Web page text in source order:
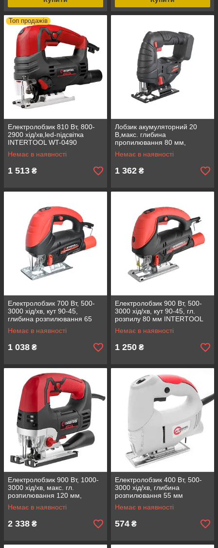
Топ продажів
Електролобзик 810 Вт, 800-
2900 хід/хв,led-підсвітка
INTERTOOL WT-0490
Немає в наявності
1 513 ₴
Лобзик акумуляторний 20
В,макс. глибина
пропилювання 80 мм,
безключовий патрон, без ЗП і
АКБ INTERTOOL WT-0358
Немає в наявності
1 362 ₴
Електролобзик 700 Вт, 500-
3000 хід/хв, кут 90-45,
глибина розпилювання 65
мм INTERTOOL WT-0446
Немає в наявності
1 038 ₴
Електролобзик 900 Вт, 500-
3000 хід/хв, кут 90-45, гл.
розпилу 80 мм INTERTOOL
WT-0481
Немає в наявності
1 250 ₴
Електролобзик 900 Вт, 1000-
3000 хід/хв, макс. гл.
розпилювання 120 мм,
алюмінієва платформа
INTERTOOL WT-0491
Немає в наявності
2 338 ₴
Електролобзик 400 Вт, 500-
3000 хід/хв, глибина
розпилювання 55 мм
INTERTOOL DT-0445
Немає в наявності
574 ₴